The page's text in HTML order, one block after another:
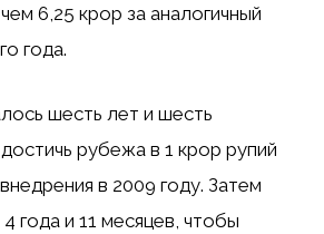
6,25 крор за аналогичный
года.
шесть лет и шесть
рубежа в 1 крор рупий
в 2009 году. Затем
года и 11 месяцев, чтобы